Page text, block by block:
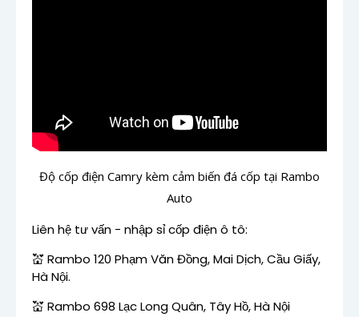
Độ cốp điện Camry kèm cảm biến đá cốp tại Rambo
Auto
Liên hệ tư vấn - nhập sỉ cốp điện ô tô:
💒 Rambo 120 Phạm Văn Đồng, Mai Dịch, Cầu Giấy,
Hà Nội.
💒 Rambo 698 Lạc Long Quân, Tây Hồ, Hà Nội